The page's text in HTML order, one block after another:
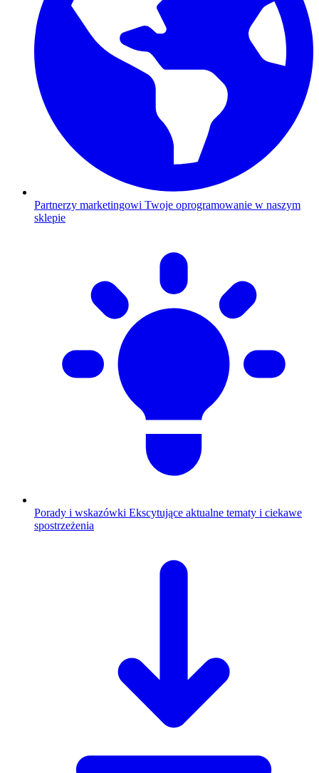
Partnerzy marketingowi Twoje oprogramowanie w naszym
sklepie
Porady i wskazówki Ekscytujące aktualne tematy i ciekawe
spostrzeżenia